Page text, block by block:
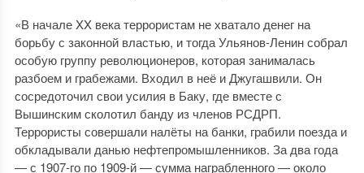
«В начале XX века террористам не хватало денег на
борьбу с законной властью, и тогда Ульянов-Ленин собрал
особую группу революционеров, которая занималась
разбоем и грабежами. Входил в неё и Джугашвили. Он
сосредоточил свои усилия в Баку, где вместе с
Вышинским сколотил банду из членов РСДРП.
Террористы совершали налёты на банки, грабили поезда и
обкладывали данью нефтепромышленников. За два года
— с 1907-го по 1909-й — сумма награбленного — около